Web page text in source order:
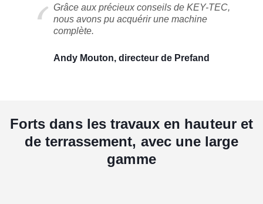
Grâce aux précieux conseils de KEY-TEC,
nous avons pu acquérir une machine
complète.
Andy Mouton, directeur de Prefand
Forts dans les travaux en hauteur et
de terrassement, avec une large
gamme